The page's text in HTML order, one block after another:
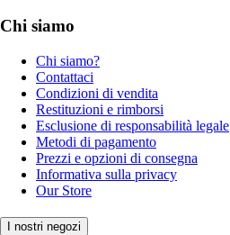
Chi siamo
Chi siamo?
Contattaci
Condizioni di vendita
Restituzioni e rimborsi
Esclusione di responsabilità legale
Metodi di pagamento
Prezzi e opzioni di consegna
Informativa sulla privacy
Our Store
I nostri negozi